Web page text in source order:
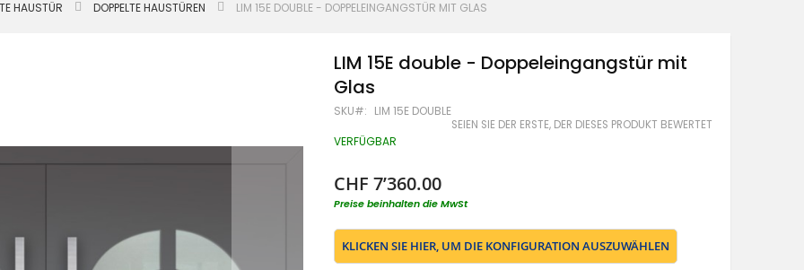
HAUSTÜR DOPPELTE HAUSTÜREN LIM 15E DOUBLE - DOPPELEINGANGSTÜR MIT GLAS
LIM 15E double - Doppeleingangstür mit
Glas
SKU LIM 15E DOUBLE
SEIEN SIE DER ERSTE, DER DIESES PRODUKT BEWERTET
VERFÜGBAR
CHF 7’360.00
Preise beinhalten die MwSt
KLICKEN SIE HIER, UM DIE KONFIGURATION AUSZUWÄHLEN